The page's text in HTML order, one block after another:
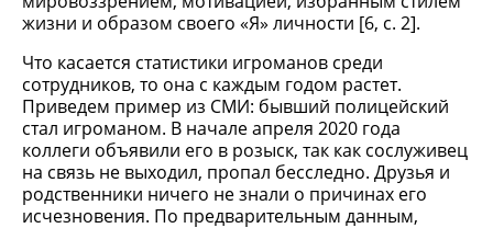
жизни и образом своего «Я» личности [6, с. 2].
Что касается статистики игроманов среди
сотрудников, то она с каждым годом растет.
Приведем пример из СМИ: бывший полицейский
стал игроманом. В начале апреля 2020 года
коллеги объявили его в розыск, так как сослуживец
на связь не выходил, пропал бесследно. Друзья и
родственники ничего не знали о причинах его
исчезновения. По предварительным данным,